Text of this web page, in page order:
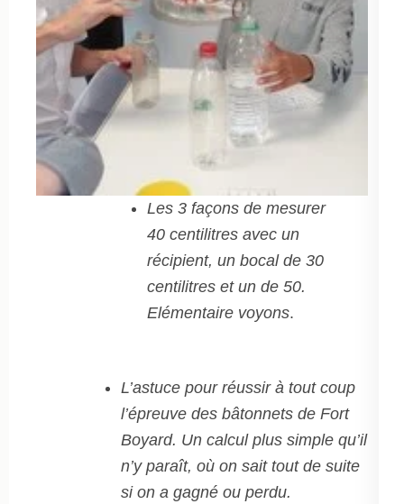
Les 3 façons de mesurer
40 centilitres avec un
récipient, un bocal de 30
centilitres et un de 50.
Elémentaire voyons.
L’astuce pour réussir à tout coup
l’épreuve des bâtonnets de Fort
Boyard. Un calcul plus simple qu’il
n’y paraît, où on sait tout de suite
si on a gagné ou perdu.